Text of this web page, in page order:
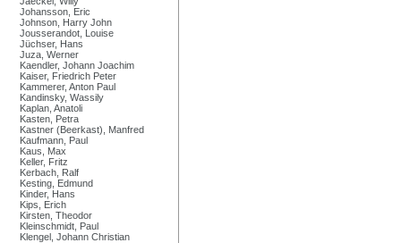
Johansson, Eric
Johnson, Harry John
Jousserandot, Louise
Jüchser, Hans
Juza, Werner
Kaendler, Johann Joachim
Kaiser, Friedrich Peter
Kammerer, Anton Paul
Kandinsky, Wassily
Kaplan, Anatoli
Kasten, Petra
Kastner (Beerkast), Manfred
Kaufmann, Paul
Kaus, Max
Keller, Fritz
Kerbach, Ralf
Kesting, Edmund
Kinder, Hans
Kips, Erich
Kirsten, Theodor
Kleinschmidt, Paul
Klengel, Johann Christian